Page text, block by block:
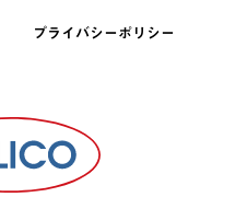
プライバシーポリシー